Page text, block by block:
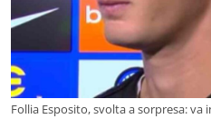
Follia Esposito, svolta a sorpresa: va